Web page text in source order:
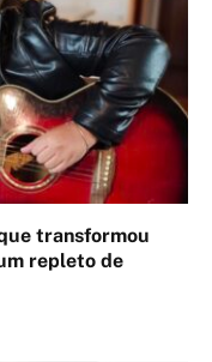
transformou
repleto de